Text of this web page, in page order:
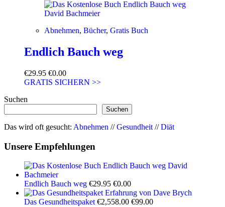
Abnehmen, Bücher, Gratis Buch
Endlich Bauch weg
€29.95 Ursprünglicher
Preis
€0.00Aktueller
Preis
GRATIS SICHERN >>
Suchen
Suchen
Das wird oft gesucht: Abnehmen //Gesundheit //Diät
Unsere Empfehlungen
Endlich Bauch weg €29.95 Ursprünglicher
Preis
war:
€0.00Aktueller
Preis
ist:
Das Gesundheitspaket €2,558.00 Ursprünglicher
€99.00Aktueller